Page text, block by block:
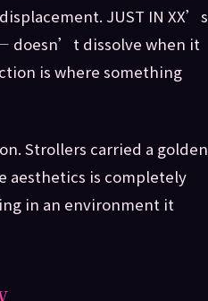
JUST IN XX’s
doesn’t dissolve when it
is where something
Strollers carried a golden
aesthetics is completely
in an environment it